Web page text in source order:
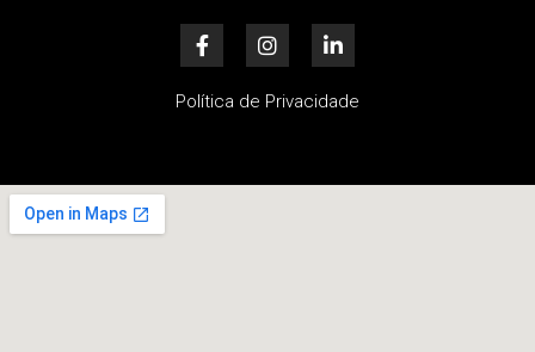
F
a
e
k
I
n
t
a
i
k
n
Política de Privacidade